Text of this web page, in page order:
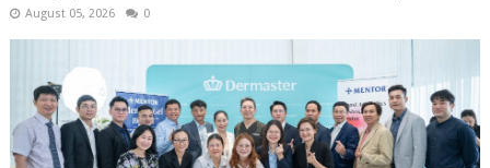
August 05, 2026 0